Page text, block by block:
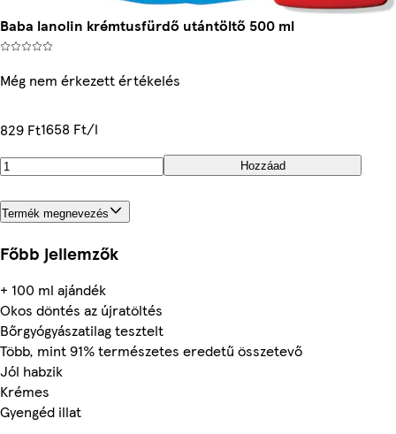
Baba lanolin krémtusfürdő utántöltő 500 ml
Még nem érkezett értékelés
829 Ft1658 Ft/l
Hozzáad
Termék megnevezés
Főbb jellemzők
+ 100 ml ajándék
Okos döntés az újratöltés
Bőrgyógyászatilag tesztelt
Több, mint 91% természetes eredetű összetevő
Jól habzik
Krémes
Gyengéd illat